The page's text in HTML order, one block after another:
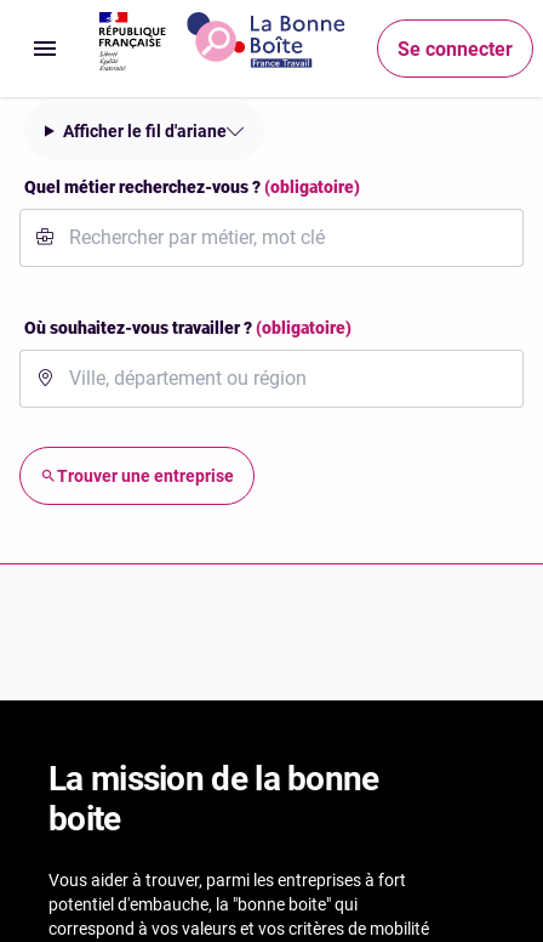
Accéder au menu
Accéder au contenu principal
Accéder au pied de page
Ouvrir le menu Se connecter
Afficher le fil d'ariane
Quel métier recherchez-vous ?(obligatoire)
Où souhaitez-vous travailler ?(obligatoire)
Trouver une entreprise
La mission de la bonne
boite
Vous aider à trouver, parmi les entreprises à fort
potentiel d'embauche, la "bonne boite" qui
correspond à vos valeurs et vos critères de mobilité